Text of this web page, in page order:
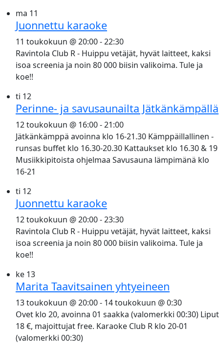
ma 11
Juonnettu karaoke
11 toukokuun @ 20:00-22:30
Ravintola Club R - Huippu vetäjät, hyvät laitteet, kaksi
isoa screenia ja noin 80 000 biisin valikoima. Tule ja
koe!!
ti 12
Perinne- ja savusaunailta Jätkänkämpällä
12 toukokuun @ 16:00-21:00
Jätkänkämppä avoinna klo 16-21.30 Kämppäillallinen -
runsas buffet klo 16.30-20.30 Kattaukset klo 16.30 & 19
Musiikkipitoista ohjelmaa Savusauna lämpimänä klo
16-21
ti 12
Juonnettu karaoke
12 toukokuun @ 20:00-23:30
Ravintola Club R - Huippu vetäjät, hyvät laitteet, kaksi
isoa screenia ja noin 80 000 biisin valikoima. Tule ja
koe!!
ke 13
Marita Taavitsainen yhtyeineen
13 toukokuun @ 20:00- 14 toukokuun @ 0:30
Ovet klo 20, avoinna 01 saakka (valomerkki 00:30) Liput
18 €, majoittujat free. Karaoke Club R klo 20-01
(valomerkki 00:30)